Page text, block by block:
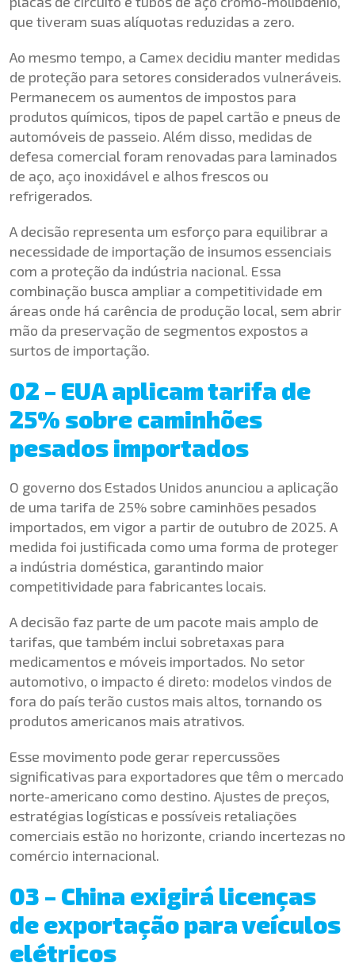
que tiveram suas alíquotas reduzidas a zero.
Ao mesmo tempo, a Camex decidiu manter medidas
de proteção para setores considerados vulneráveis.
Permanecem os aumentos de impostos para
produtos químicos, tipos de papel cartão e pneus de
automóveis de passeio. Além disso, medidas de
defesa comercial foram renovadas para laminados
de aço, aço inoxidável e alhos frescos ou
refrigerados.
A decisão representa um esforço para equilibrar a
necessidade de importação de insumos essenciais
com a proteção da indústria nacional. Essa
combinação busca ampliar a competitividade em
áreas onde há carência de produção local, sem abrir
mão da preservação de segmentos expostos a
surtos de importação.
02 – EUA aplicam tarifa de
25% sobre caminhões
pesados importados
O governo dos Estados Unidos anunciou a aplicação
de uma tarifa de 25% sobre caminhões pesados
importados, em vigor a partir de outubro de 2025. A
medida foi justificada como uma forma de proteger
a indústria doméstica, garantindo maior
competitividade para fabricantes locais.
A decisão faz parte de um pacote mais amplo de
tarifas, que também inclui sobretaxas para
medicamentos e móveis importados. No setor
automotivo, o impacto é direto: modelos vindos de
fora do país terão custos mais altos, tornando os
produtos americanos mais atrativos.
Esse movimento pode gerar repercussões
significativas para exportadores que têm o mercado
norte-americano como destino. Ajustes de preços,
estratégias logísticas e possíveis retaliações
comerciais estão no horizonte, criando incertezas no
comércio internacional.
03 – China exigirá licenças
de exportação para veículos
elétricos